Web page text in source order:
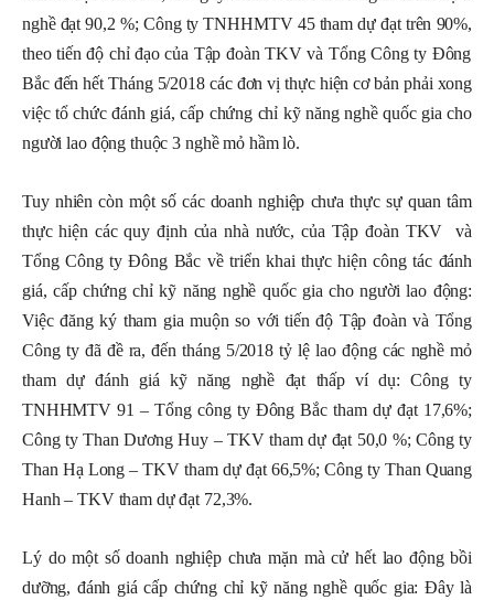
nghề đạt 90,2 %; Công ty TNHHMTV 45tham dự đạt trên 90%,
theo tiến độ chỉ đạo của Tập đoàn TKV và Tổng Công ty Đông
Bắcđến hết Tháng 5/2018 các đơn vị thực hiện cơ bản phải xong
việc tổ chức đánh giá, cấp chứng chỉ kỹ năng nghề quốc gia cho
người lao động thuộc 3 nghề mỏ hầm lò.
Tuy nhiên còn một số các doanh nghiệp chưa thực sự quan tâm
thực hiện các quy định của nhà nước,của Tập đoàn TKV
và
Tổng Công ty Đông Bắc về triển khai thực hiện công tác đánh
giá, cấp chứng chỉ kỹ năng nghề quốc gia cho người lao động:
Việc đăng ký tham gia muộn so với tiến độ Tập đoàn và Tổng
Công tyđã đề ra, đến tháng 5/2018 tỷ lệ lao động các nghề mỏ
tham dự đánh giá kỹ năng nghề đạt thấp ví dụ: Công ty
TNHHMTV91 – Tổng công ty Đông Bắc tham dự đạt 17,6%;
Công ty Than Dương Huy – TKV tham dự đạt 50,0 %; Công ty
Than Hạ Long – TKV tham dự đạt 66,5%; Công ty Than Quang
Hanh – TKV tham dự đạt 72,3%.
Lý do một số doanh nghiệp chưa mặn mà cử hết lao động bồi
dưỡng, đánh giá cấp chứng chỉ kỹ năng nghề quốc gia: Đây là